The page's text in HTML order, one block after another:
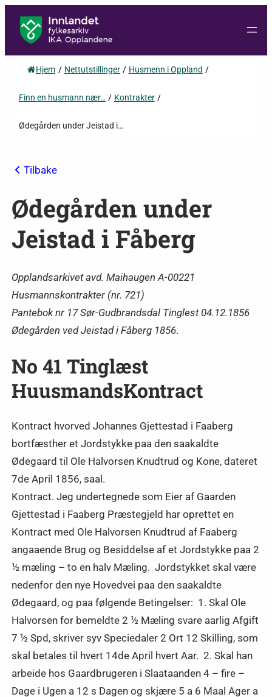
Hjem / Nettutstillinger / Husmenn i Oppland /
Finn en husmann nær… / Kontrakter /
Ødegården under Jeistad i…
Tilbake
Ødegården under
Jeistad i Fåberg
Opplandsarkivet avd. Maihaugen A-00221
Husmannskontrakter (nr. 721)
Pantebok nr 17 Sør-Gudbrandsdal Tinglest 04.12.1856
Ødegården ved Jeistad i Fåberg 1856.
No 41 Tinglæst
HuusmandsKontract
Kontract hvorved Johannes Gjettestad i Faaberg
bortfæsther et Jordstykke paa den saakaldte
Ødegaard til Ole Halvorsen Knudtrud og Kone, dateret
7de April 1856, saal.
Kontract. Jeg undertegnede som Eier af Gaarden
Gjettestad i Faaberg Præstegjeld har oprettet en
Kontract med Ole Halvorsen Knudtrud af Faaberg
angaaende Brug og Besiddelse af et Jordstykke paa 2
½ mæling – to en halv Mæling. Jordstykket skal være
nedenfor den nye Hovedvei paa den saakaldte
Ødegaard, og paa følgende Betingelser: 1. Skal Ole
Halvorsen for bemeldte 2 ½ Mæling svare aarlig Afgift
7 ½ Spd, skriver syv Speciedaler 2 Ort 12 Skilling, som
skal betales til hvert 14de April hvert Aar. 2. Skal han
arbeide hos Gaardbrugeren i Slaataanden 4 – fire –
Dage i Ugen a 12 s Dagen og skjære 5 a 6 Maal Ager a